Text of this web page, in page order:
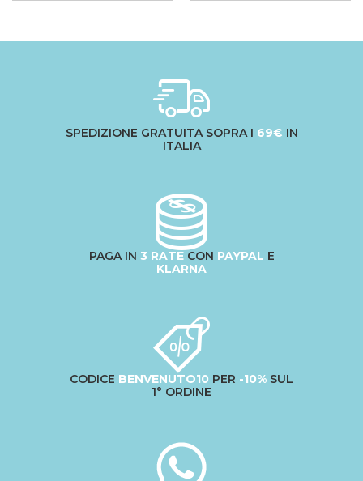
SPEDIZIONE GRATUITA SOPRA I 69€ IN
ITALIA
PAGA IN 3 RATECON PAYPAL E
KLARNA
CODICE BENVENUTO10 PER -10% SUL
1° ORDINE